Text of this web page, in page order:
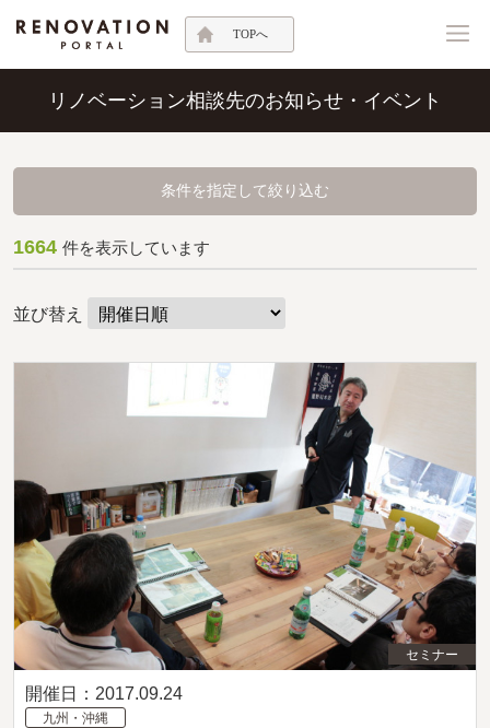
TOPへ
リノベーション相談先のお知らせ・イベント
条件を指定して絞り込む
1664 件を表示しています
並び替え
セミナー
開催日：2017.09.24
九州・沖縄